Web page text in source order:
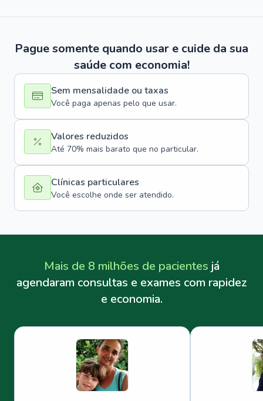
Pague somente quando usar e cuide da sua
saúde com economia!
Sem mensalidade ou taxas
Você paga apenas pelo que usar.
Valores reduzidos
Até 70% mais barato que no particular.
Clínicas particulares
Você escolhe onde ser atendido.
Mais de 8 milhões de pacientes já
agendaram consultas e exames com rapidez
e economia.